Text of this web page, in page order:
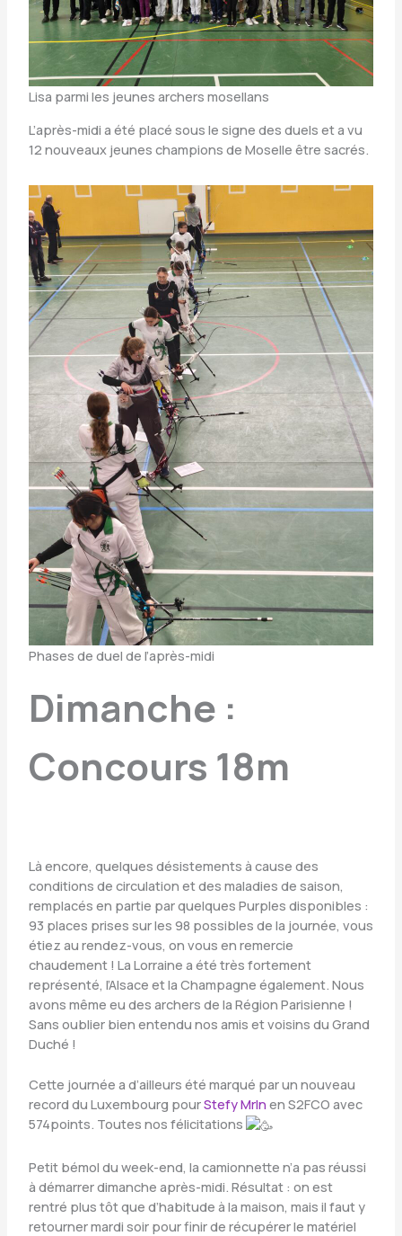
Lisa parmi les jeunes archers mosellans
L’après-midi a été placé sous le signe des duels et a vu
12 nouveaux jeunes champions de Moselle être sacrés.
Phases de duel de l’après-midi
Dimanche :
Concours 18m
Là encore, quelques désistements à cause des
conditions de circulation et des maladies de saison,
remplacés en partie par quelques Purples disponibles :
93 places prises sur les 98 possibles de la journée, vous
étiez au rendez-vous, on vous en remercie
chaudement ! La Lorraine a été très fortement
représenté, l’Alsace et la Champagne également. Nous
avons même eu des archers de la Région Parisienne !
Sans oublier bien entendu nos amis et voisins du Grand
Duché !
Cette journée a d’ailleurs été marqué par un nouveau
record du Luxembourg pourStefy Mrln en S2FCO avec
574points. Toutes nos félicitations
Petit bémol du week-end, la camionnette n’a pas réussi
à démarrer dimanche après-midi. Résultat : on est
rentré plus tôt que d’habitude à la maison, mais il faut y
retourner mardi soir pour finir de récupérer le matériel